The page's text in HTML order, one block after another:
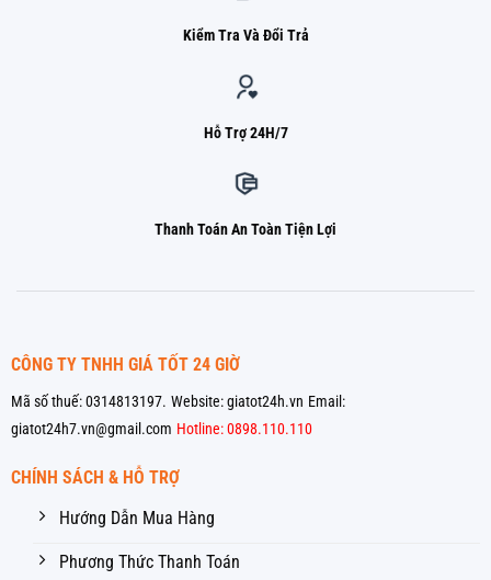
Kiểm Tra Và Đổi Trả
Hỗ Trợ 24H/7
Thanh Toán An Toàn Tiện Lợi
CÔNG TY TNHH GIÁ TỐT 24 GIỜ
Mã số thuế: 0314813197. Website: giatot24h.vn Email:
giatot24h7.vn@gmail.com Hotline: 0898.110.110
CHÍNH SÁCH & HỖ TRỢ
Hướng Dẫn Mua Hàng
Phương Thức Thanh Toán